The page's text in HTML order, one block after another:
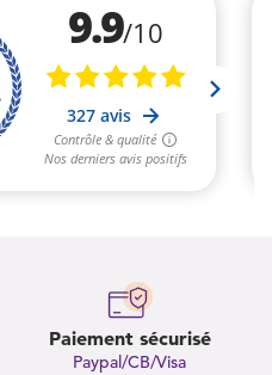
Paiement sécurisé
Paypal/CB/Visa